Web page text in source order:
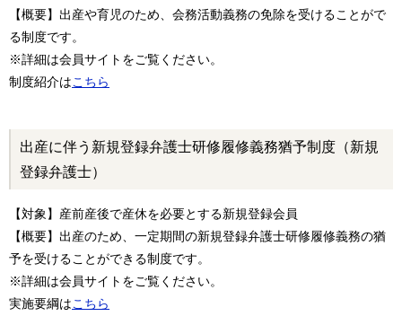
【概要】出産や育児のため、会務活動義務の免除を受けることがで
る制度です。
※詳細は会員サイトをご覧ください。
制度紹介はこちら
出産に伴う新規登録弁護士研修履修義務猶予制度（新規
登録弁護士）
【対象】産前産後で産休を必要とする新規登録会員
【概要】出産のため、一定期間の新規登録弁護士研修履修義務の猶
予を受けることができる制度です。
※詳細は会員サイトをご覧ください。
実施要綱はこちら